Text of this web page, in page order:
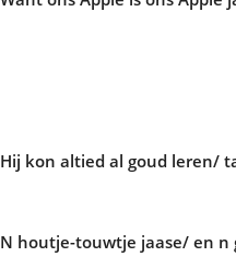
Hij kon altied al goud leren/
N houtje-touwtje jaase/ en n